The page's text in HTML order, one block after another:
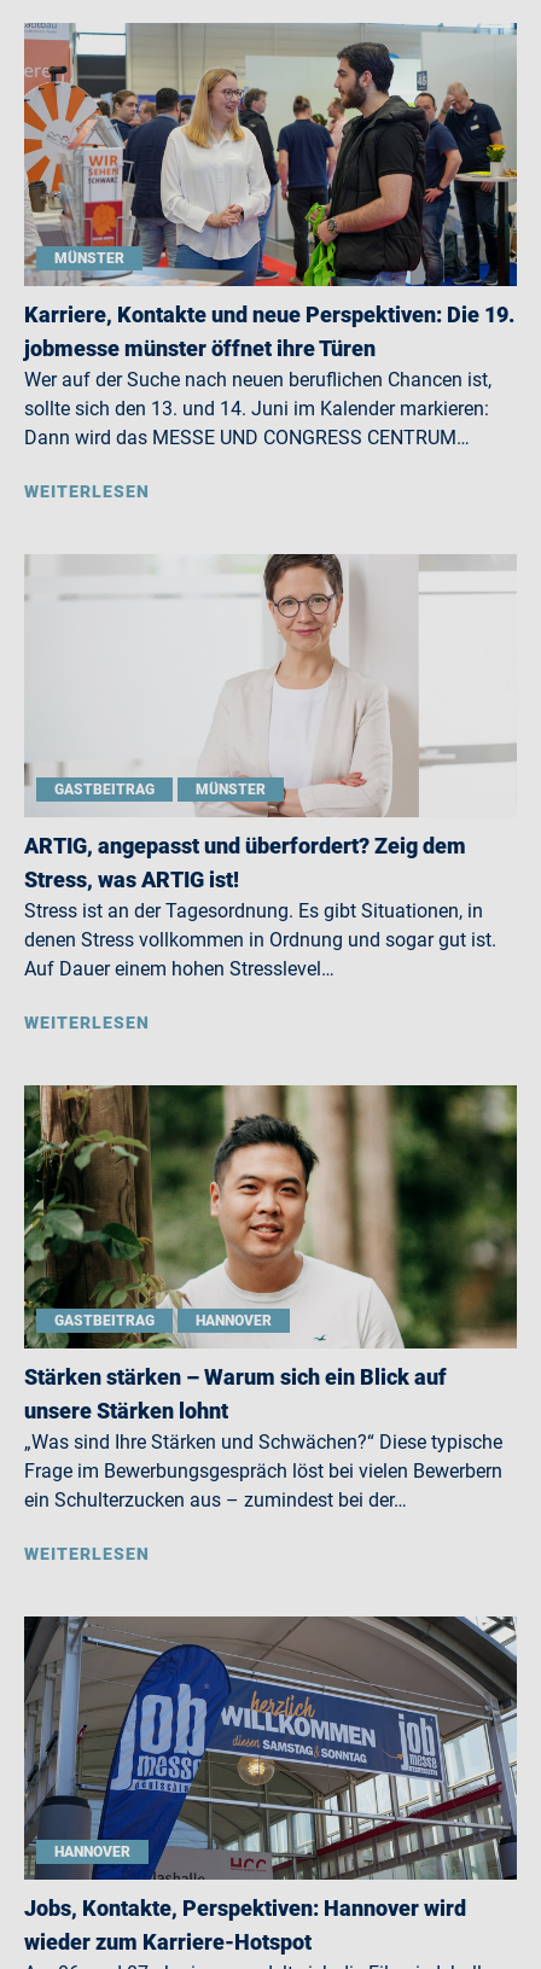
MÜNSTER
Karriere, Kontakte und neue Perspektiven: Die 19.
jobmesse münster öffnet ihre Türen
Wer auf der Suche nach neuen beruflichen Chancen ist,
sollte sich den 13. und 14. Juni im Kalender markieren:
Dann wird das MESSE UND CONGRESS CENTRUM…
WEITERLESEN
GASTBEITRAG MÜNSTER
ARTIG, angepasst und überfordert? Zeig dem
Stress, was ARTIG ist!
Stress ist an der Tagesordnung. Es gibt Situationen, in
denen Stress vollkommen in Ordnung und sogar gut ist.
Auf Dauer einem hohen Stresslevel…
WEITERLESEN
GASTBEITRAG HANNOVER
Stärken stärken – Warum sich ein Blick auf
unsere Stärken lohnt
„Was sind Ihre Stärken und Schwächen?“ Diese typische
Frage im Bewerbungsgespräch löst bei vielen Bewerbern
ein Schulterzucken aus – zumindest bei der…
WEITERLESEN
HANNOVER
Jobs, Kontakte, Perspektiven: Hannover wird
wieder zum Karriere-Hotspot